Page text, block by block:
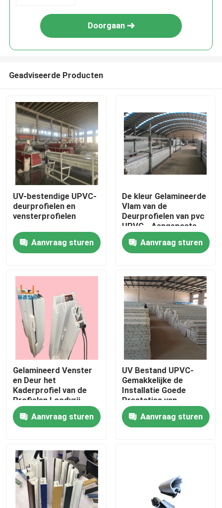
Huis
Producten
video's
Ongeveer ons
Fabrieksreis
Kwaliteitscontrole
Contacteer ons
UPVC-Deurprofielen
UPVC-Vensterprofielen
Doorgaan
Geadviseerde Producten
UV-bestendige UPVC-
deurprofielen en
vensterprofielen
Aanvraag sturen
De kleur Gelamineerde
Vlam van de
Deurprofielen van pvc
UPVC - Aangepaste
vertrager
Aanvraag sturen
Gelamineerd Venster
en Deur het
Kaderprofiel van de
Profielen Loodvrij
UPVC Deur
Aanvraag sturen
UV Bestand UPVC-
Gemakkelijke de
Installatie Goede
Prestaties van
Deurprofielen
Aanvraag sturen